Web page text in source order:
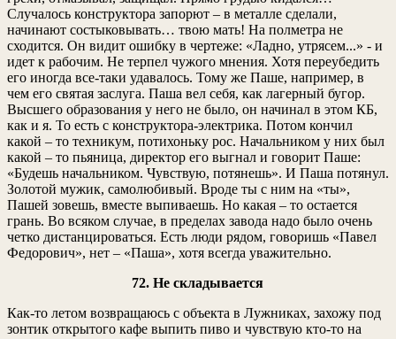
Случалось конструктора запорют – в металле сделали,
начинают состыковывать… твою мать! На полметра не
сходится. Он видит ошибку в чертеже: «Ладно, утрясем...» - и
идет к рабочим. Не терпел чужого мнения. Хотя переубедить
его иногда все-таки удавалось. Тому же Паше, например, в
чем его святая заслуга. Паша вел себя, как лагерный бугор.
Высшего образования у него не было, он начинал в этом КБ,
как и я. То есть с конструктора-электрика. Потом кончил
какой – то техникум, потихоньку рос. Начальником у них был
какой – то пьяница, директор его выгнал и говорит Паше:
«Будешь начальником. Чувствую, потянешь». И Паша потянул.
Золотой мужик, самолюбивый. Вроде ты с ним на «ты»,
Пашей зовешь, вместе выпиваешь. Но какая – то остается
грань. Во всяком случае, в пределах завода надо было очень
четко дистанцироваться. Есть люди рядом, говоришь «Павел
Федорович», нет – «Паша», хотя всегда уважительно.
72. Не складывается
Как-то летом возвращаюсь с объекта в Лужниках, захожу под
зонтик открытого кафе выпить пиво и чувствую кто-то на